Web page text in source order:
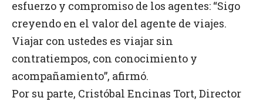
esfuerzo y compromiso de los agentes: “Sigo
creyendo en el valor del agente de viajes.
Viajar con ustedes es viajar sin
contratiempos, con conocimiento y
acompañamiento”, afirmó.
Por su parte, Cristóbal Encinas Tort, Director